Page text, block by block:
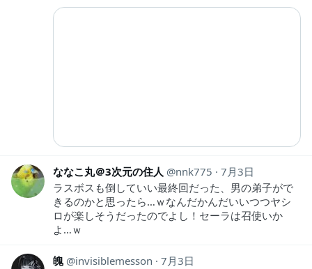
ななこ丸＠3次元の住人 nnk775
7月3日
ラスボスも倒していい最終回だった、男の弟子がで
きるのかと思ったら…ｗなんだかんだいいつつヤシ
ロが楽しそうだったのでよし！セーラは召使いか
よ…ｗ
魄 invisiblemesson
7月3日